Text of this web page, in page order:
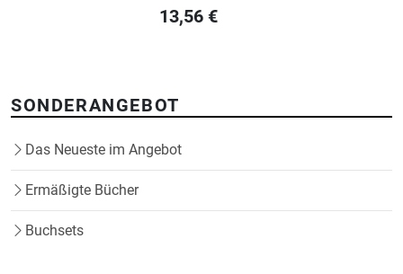
13,56 €
SONDERANGEBOT
Das Neueste im Angebot
Ermäßigte Bücher
Buchsets